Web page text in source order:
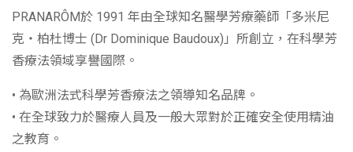
PRANARÔM於 1991 年由全球知名醫學芳療藥師「多米尼
克‧柏杜博士 (Dr Dominique Baudoux)」所創立，在科學芳
香療法領域享譽國際。
• 為歐洲法式科學芳香療法之領導知名品牌。
• 在全球致力於醫療人員及一般大眾對於正確安全使用精油
之教育。